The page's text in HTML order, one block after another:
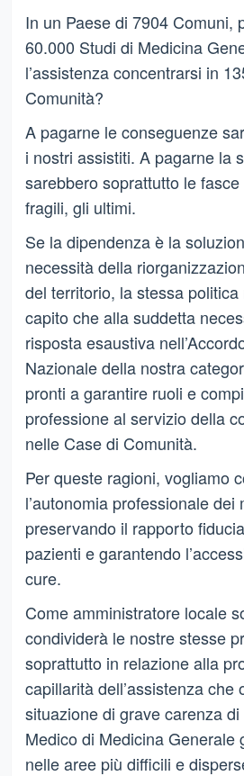
In un Paese di 7904 Comuni,
60.000 Studi di Medicina
l’assistenza concentrarsi in
Comunità?
A pagarne le conseguenze
i nostri assistiti. A pagarne la
sarebbero soprattutto le
fragili, gli ultimi.
Se la dipendenza è la
necessità della
del territorio, la stessa
capito che alla suddetta
risposta esaustiva
Nazionale della nostra
pronti a garantire ruoli e
professione al servizio della
nelle Case di Comunità.
Per queste ragioni, vogliamo
l’autonomia professionale dei
preservando il rapporto
pazienti e garantendo
cure.
Come amministratore locale
condividerà le nostre stesse
soprattutto in relazione alla
capillarità dell’assistenza che
situazione di grave carenza
Medico di Medicina Generale
nelle aree più difficili e